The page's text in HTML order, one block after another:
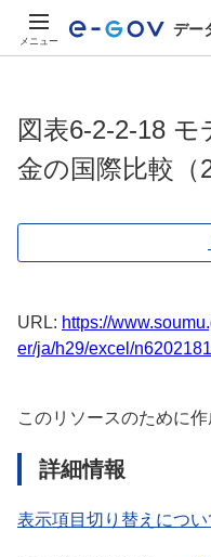
メニュー
デー
図表6-2-2-18
金の国際比較（
URL: https://
er/ja/h29/excel/
このリソースのために
詳細情報
表示項目切り替えについ